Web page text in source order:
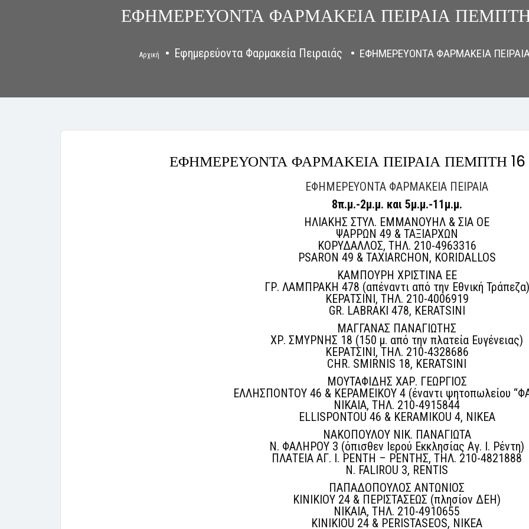
ΕΦΗΜΕΡΕΥΟΝΤΑ ΦΑΡΜΑΚΕΙΑ ΠΕΙΡΑΙΑ
Αρχική Εφημερεύοντα Φαρμακεία Πειραιάς ΕΦΗΜΕΡΕΥΟΝΤΑ ΦΑΡΜΑΚΕΙΑ
ΕΦΗΜΕΡΕΥΟΝΤΑ ΦΑΡΜΑΚΕΙΑ ΠΕΙΡΑΙΑ ΠΕΜΠΤΗ
ΕΦΗΜΕΡΕΥΟΝΤΑ ΦΑΡΜΑΚΕΙΑ ΠΕΙΡΑΙΑ
8π.μ.-2μ.μ. και 5μ.μ.-11μ.μ.
ΗΛΙΑΚΗΣ ΣΤΥΛ. ΕΜΜΑΝΟΥΗΛ & ΣΙΑ ΟΕ
ΨΑΡΡΩΝ 49 & ΤΑΞΙΑΡΧΩΝ
ΚΟΡΥΔΑΛΛΟΣ, ΤΗΛ. 210-4963316
PSARON 49 & TAXIARCHON, KORIDALLOS
ΚΑΜΠΟΥΡΗ ΧΡΙΣΤΙΝΑ ΕΕ
ΓΡ. ΛΑΜΠΡΑΚΗ 478 (απέναντι από την Εθνική Τράπεζα)
ΚΕΡΑΤΣΙΝΙ, ΤΗΛ. 210-4006919
GR. LABRAKI 478, KERATSINI
ΜΑΓΓΑΝΑΣ ΠΑΝΑΓΙΩΤΗΣ
ΧΡ. ΣΜΥΡΝΗΣ 18 (150 μ. από την πλατεία Ευγένειας)
ΚΕΡΑΤΣΙΝΙ, ΤΗΛ. 210-4328686
CHR. SMIRNIS 18, KERATSINI
ΜΟΥΤΑΦΙΔΗΣ ΧΑΡ. ΓΕΩΡΓΙΟΣ
ΕΛΛΗΣΠΟΝΤΟΥ 46 & ΚΕΡΑΜΕΙΚΟΥ 4 (έναντι ψητοπωλείου
ΝΙΚΑΙΑ, ΤΗΛ. 210-4915844
ELLISPONTOU 46 & KERAMIKOU 4, NIKEA
ΝΑΚΟΠΟΥΛΟΥ ΝΙΚ. ΠΑΝΑΓΙΩΤΑ
Ν. ΦΑΛΗΡΟΥ 3 (όπισθεν Ιερού Εκκλησίας Αγ. Ι. Ρέντη)
ΠΛΑΤΕΙΑ ΑΓ. Ι. ΡΕΝΤΗ – ΡΕΝΤΗΣ, ΤΗΛ. 210-4821888
N. FALIROU 3, RENTIS
ΠΑΠΑΔΟΠΟΥΛΟΣ ΑΝΤΩΝΙΟΣ
ΚΙΝΙΚΙΟΥ 24 & ΠΕΡΙΣΤΑΣΕΩΣ (πλησίον ΔΕΗ)
ΝΙΚΑΙΑ, ΤΗΛ. 210-4910655
KINIKIOU 24 & PERISTASEOS, NIKEA